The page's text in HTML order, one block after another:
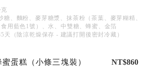
糖、麵粉、麥芽糖漿、抹茶粉（茶葉、麥芽糊精、
用藍色1號）、水、中雙糖、蜂蜜、金箔
天（陰涼乾燥保存 - 建議打開後密封冷藏）
蛋糕（小條三塊裝） NT$860